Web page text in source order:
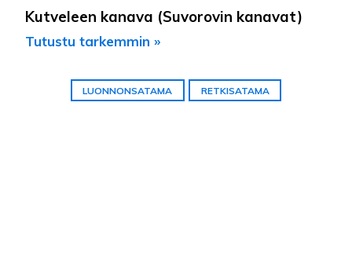
Kutveleen kanava (Suvorovin kanavat)
Tutustu tarkemmin »
LUONNONSATAMA RETKISATAMA